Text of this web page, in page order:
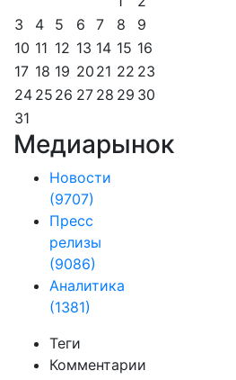
3
4 5 6 7 8
9
10 11 12 13 14 15 16
17 18 19 20 21 22 23
24 25 26 27 28 29 30
31
Медиарынок
Новости
(9707)
Пресс
релизы
(9086)
Аналитика
(1381)
Теги
Комментарии